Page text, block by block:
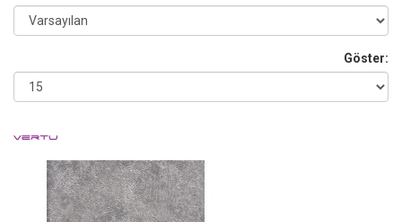
Göster: